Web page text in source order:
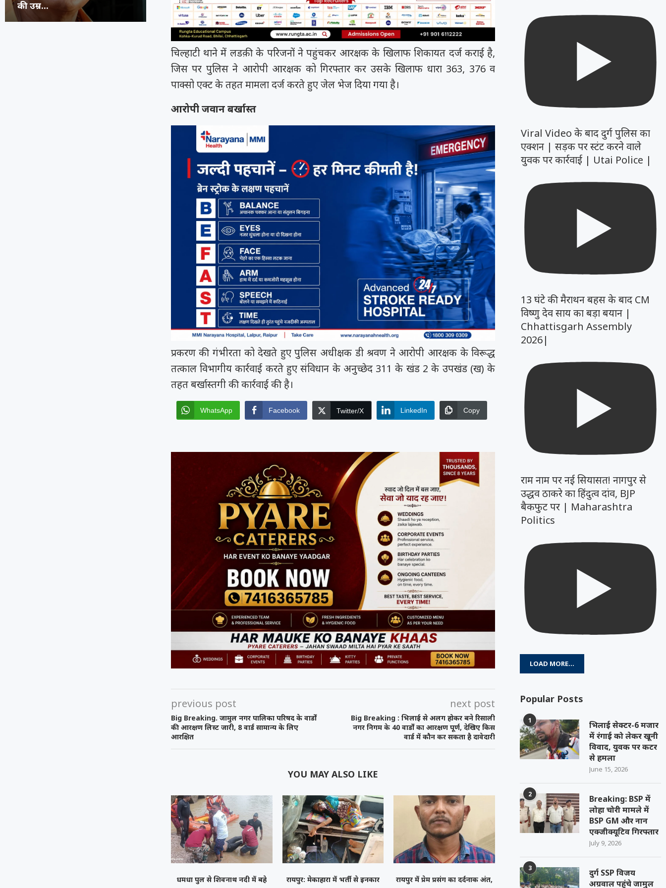
चिल्हाटी थाने में लडक़ी के परिजनों ने पहुंचकर आरक्षक के खिलाफ शिकायत दर्ज कराई है,
जिस पर पुलिस ने आरोपी आरक्षक को गिरफ्तार कर उसके खिलाफ धारा 363, 376 व
पाक्सो एक्ट के तहत मामला दर्ज करते हुए जेल भेज दिया गया है।
आरोपी जवान बर्खास्त
प्रकरण की गंभीरता को देखते हुए पुलिस अधीक्षक डी श्रवण ने आरोपी आरक्षक के विरूद्ध
तत्काल विभागीय कार्रवाई करते हुए संविधान के अनुच्छेद 311 के खंड 2 के उपखंड (ख) के
तहत बर्खास्तगी की कार्रवाई की है।
WhatsApp Facebook Twitter/X LinkedIn Copy
previous post
Big Breaking. जामुल नगर पालिका परिषद के वार्डों
की आरक्षण लिस्ट जारी, 8 वार्ड सामान्य के लिए
आरक्षित
next post
Big Breaking : भिलाई से अलग होकर बने रिसाली
नगर निगम के 40 वार्डों का आरक्षण पूर्ण, देखिए किस
वार्ड में कौन कर सकता है दावेदारी
YOU MAY ALSO LIKE
धमधा पुल से शिवनाथ नदी में बहे
रायपुर: मेकाहारा में भर्ती से इनकार
रायपुर में प्रेम प्रसंग का दर्दनाक अंत,
Viral Video के बाद दुर्ग पुलिस का
एक्शन | सड़क पर स्टंट करने वाले
युवक पर कार्रवाई | Utai Police |
13 घंटे की मैराथन बहस के बाद CM
विष्णु देव साय का बड़ा बयान |
Chhattisgarh Assembly
2026|
राम नाम पर नई सियासत! नागपुर से
उद्धव ठाकरे का हिंदुत्व दांव, BJP
बैकफुट पर | Maharashtra
Politics
LOAD MORE...
Popular Posts
1
भिलाई सेक्टर-6 मजार
में रंगाई को लेकर खूनी
विवाद, युवक पर कटर
से हमला
June 15, 2026
2
Breaking: BSP में
लोहा चोरी मामले में
BSP GM और नान
एक्जीक्यूटिव गिरफ्तार
July 9, 2026
3
दुर्ग SSP विजय
अग्रवाल पहुंचे जामुल
जनरेशन गटर,...
कॉमेडियन्स...
फेस्टिवल में पहुंची चक...
भिलाई का हुनर,...